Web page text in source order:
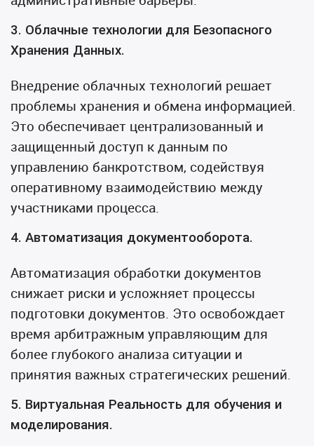
3. Облачные технологии для Безопасного
Хранения Данных.
Внедрение облачных технологий решает
проблемы хранения и обмена информацией.
Это обеспечивает централизованный и
защищенный доступ к данным по
управлению банкротством, содействуя
оперативному взаимодействию между
участниками процесса.
4. Автоматизация документооборота.
Автоматизация обработки документов
снижает риски и усложняет процессы
подготовки документов. Это освобождает
время арбитражным управляющим для
более глубокого анализа ситуации и
принятия важных стратегических решений.
5. Виртуальная Реальность для обучения и
моделирования.